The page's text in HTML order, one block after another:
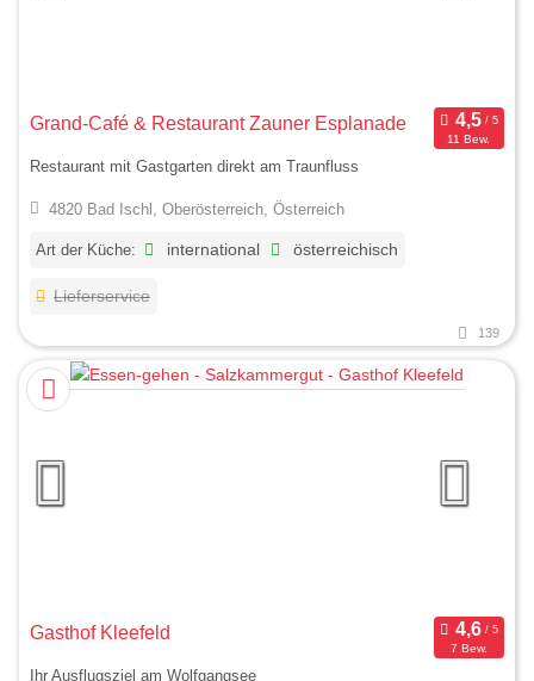
Grand-Café & Restaurant Zauner Esplanade
11 Bew.
Restaurant mit Gastgarten direkt am Traunfluss
4820 Bad Ischl, Oberösterreich, Österreich
Art der Küche: international österreichisch
Lieferservice
139
Gasthof Kleefeld
7 Bew.
Ihr Ausflugsziel am Wolfgangsee